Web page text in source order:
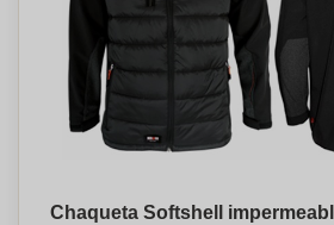
Chaqueta Softshell